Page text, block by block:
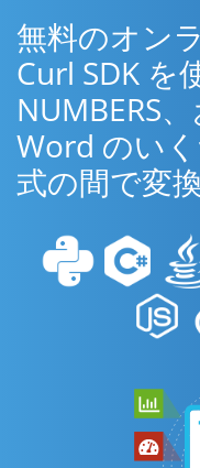
無料のオン
Curl SDK を
NUMBERS
Word のい
式の間で変